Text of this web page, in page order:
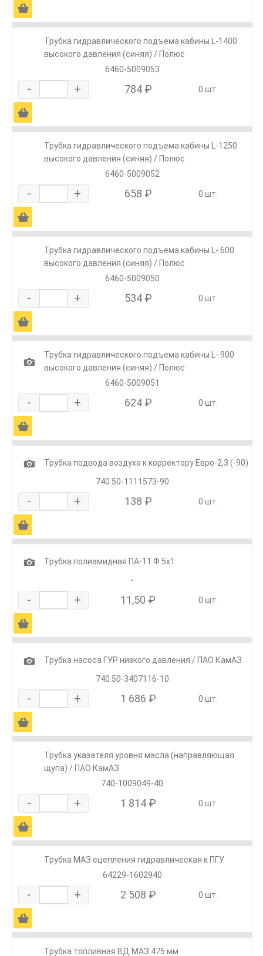
Ä
Трубка гидравлического подъема кабины L-1400
высокого давления (синяя) / Полюс
6460-5009053
- + 784 ₽ 0 шт.
Ä
Трубка гидравлического подъема кабины L-1250
высокого давления (синяя) / Полюс
6460-5009052
- + 658 ₽ 0 шт.
Ä
Трубка гидравлического подъема кабины L- 600
высокого давления (синяя) / Полюс
6460-5009050
- + 534 ₽ 0 шт.
Ä
1
Трубка гидравлического подъема кабины L- 900
высокого давления (синяя) / Полюс
6460-5009051
- + 624 ₽ 0 шт.
Ä
1
Трубка подвода воздуха к корректору Евро-2,3 (-90)
740.50-1111573-90
- + 138 ₽ 0 шт.
Ä
1
Трубка полиамидная ПА-11 Ф 5х1
-
- + 11,50 ₽ 0 шт.
Ä
1
Трубка насоса ГУР низкого давления / ПАО КамАЗ
740.50-3407116-10
- + 1 686 ₽ 0 шт.
Ä
Трубка указателя уровня масла (направляющая
щупа) / ПАО КамАЗ
740-1009049-40
- + 1 814 ₽ 0 шт.
Ä
Трубка МАЗ сцепления гидравлическая к ПГУ
64229-1602940
- + 2 508 ₽ 0 шт.
Ä
Трубка топливная ВД МАЗ 475 мм.